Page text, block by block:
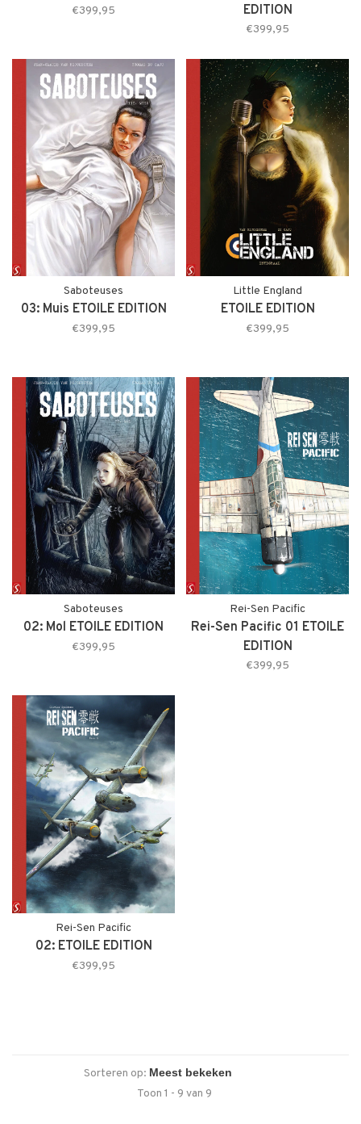
€399,95
EDITION
€399,95
Saboteuses
03: Muis ETOILE EDITION
€399,95
Little England
ETOILE EDITION
€399,95
Saboteuses
02: Mol ETOILE EDITION
€399,95
Rei-Sen Pacific
Rei-Sen Pacific 01 ETOILE
EDITION
€399,95
Rei-Sen Pacific
02: ETOILE EDITION
€399,95
Sorteren op:
Toon 1 - 9 van 9